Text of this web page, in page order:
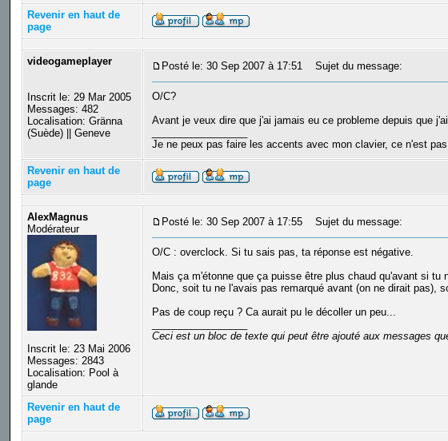
Revenir en haut de
page
videogameplayer
Inscrit le: 29 Mar 2005
Messages: 482
Localisation: Gränna
(Suède) || Geneve
Posté le: 30 Sep 2007 à 17:51 Sujet du message:
O/C?
Avant je veux dire que j'ai jamais eu ce probleme depuis que
Je ne peux pas faire les accents avec mon clavier, ce n'est
Revenir en haut de
page
AlexMagnus
Modérateur
Inscrit le: 23 Mai 2006
Messages: 2843
Localisation: Pool à
glande
Posté le: 30 Sep 2007 à 17:55 Sujet du message:
O/C : overclock. Si tu sais pas, ta réponse est négative.
Mais ça m'étonne que ça puisse être plus chaud qu'avant si tu
Donc, soit tu ne l'avais pas remarqué avant (on ne dirait pas),
Pas de coup reçu ? Ca aurait pu le décoller un peu...
Ceci est un bloc de texte qui peut être ajouté aux messages
Revenir en haut de
page